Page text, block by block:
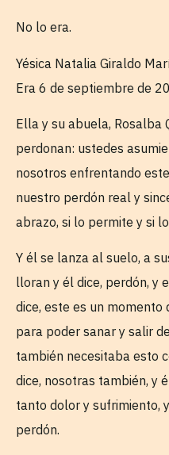
No lo era.
Yésica Natalia Giraldo
Era 6 de septiembre de
Ella y su abuela, Rosalba
perdonan: ustedes
nosotros enfrentando
nuestro perdón real y
abrazo, si lo permite y si
Y él se lanza al suelo, a
lloran y él dice, perdón, y
dice, este es un
para poder sanar y salir
también necesitaba esto
dice, nosotras también, y
tanto dolor y sufrimiento,
perdón.